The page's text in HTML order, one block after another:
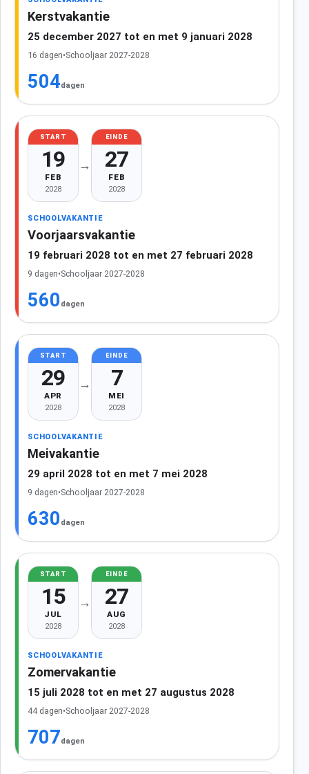
Kerstvakantie
25 december 2027 tot en met 9 januari 2028
16 dagen•Schooljaar 2027-2028
504dagen
START
19
FEB
2028
→
EINDE
27
FEB
2028
SCHOOLVAKANTIE
Voorjaarsvakantie
19 februari 2028 tot en met 27 februari 2028
9 dagen•Schooljaar 2027-2028
560 dagen
START
29
APR
2028
→
EINDE
7
MEI
2028
SCHOOLVAKANTIE
Meivakantie
29 april 2028 tot en met 7 mei 2028
9 dagen•Schooljaar 2027-2028
630 dagen
START
15
JUL
2028
→
EINDE
27
AUG
2028
SCHOOLVAKANTIE
Zomervakantie
15 juli 2028 tot en met 27 augustus 2028
44 dagen•Schooljaar 2027-2028
707dagen